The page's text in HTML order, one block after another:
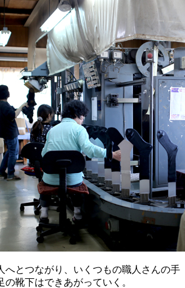
へとつながり、いくつもの職人さんの手
の靴下はできあがっていく。